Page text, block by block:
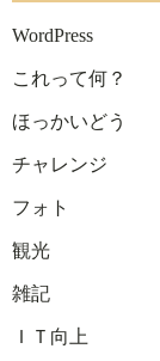
WordPress
これって何？
ほっかいどう
チャレンジ
フォト
観光
雑記
ＩＴ向上